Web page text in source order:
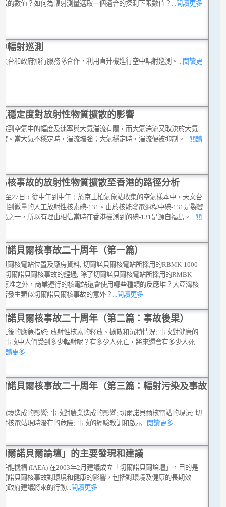
的數值？如何為輻射測量選取一個適合的探測下限數值？ ...閱讀更多
輻射巡測
台和政府飛行服務隊合作，利用直升機進行空中輻射巡測。 ...閱讀更
穩定度對放射性物質擴散的影響
到空氣中的幅度及速率與大氣湍流有關，而大氣湍流又取決於大氣
。當大氣不穩定時，湍流增強；大氣穩定時，湍流便被抑制。 ...閱讀
核事故的放射性物質擴散至香港的路徑分析
至27日﹙從中午到中午﹚於京士柏氣象站收集的空氣樣本中，天文台
到微量的人工放射性核素碘-131。由於核能發電過程中碘-131是裂變
之一，所以有理由相信當時在香港檢測到的碘-131是源自福島。
...閱
諾貝爾核事故二十周年（第一篇）
爾核電站位置及廠房資料; 切爾諾貝爾核電站所採用的RBMK-1000
切爾諾貝爾核事故的經過; 除了切爾諾貝爾核電站所採用的RMBK-
應堆之外，商業運行的核電站還會使用哪些種類的反應堆？大亞灣核
發生類似切爾諾貝爾核事故的意外？ ...閱讀更多
諾貝爾核事故二十周年（第二篇：事故後果）
後的應急措施; 放射性核素的釋放、擴散和沉積情況; 事故對健康的
事故中人們受到多少輻射呢？有多少人死亡，將來還會有多少人死
讀更多
諾貝爾核事故二十周年（第三篇：輻射污染及事故
境造成的影響; 事故對農業造成的影響; 切爾諾貝爾核電站的現況; 切
核電站現時潛在的危險; 事故的經驗教訓和啟示 ...閱讀更多
爾諾貝爾論壇」的主要發現和建議
能機構 (IAEA) 在2003年2月建議成立「切爾諾貝爾論壇」，目的是
諾貝爾核事故對環境和健康的影響，包括對環境及健康的長期效
政府建議將來的行動...閱讀更多